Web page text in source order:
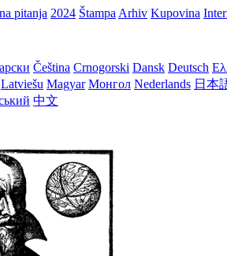
pitanja 2024 Štampa Arhiv Kupovina
Čeština Crnogorski Dansk Deutsch
Latviešu Magyar Монгол Nederlands 日本
中文